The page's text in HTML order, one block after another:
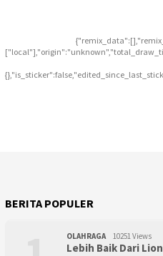
BERITA POPULER
OLAHRAGA 10251 Views
Lebih Baik Dari